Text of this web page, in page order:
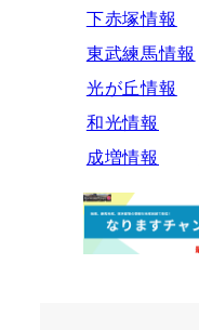
下赤塚情報
東武練馬情報
光が丘情報
和光情報
成増情報